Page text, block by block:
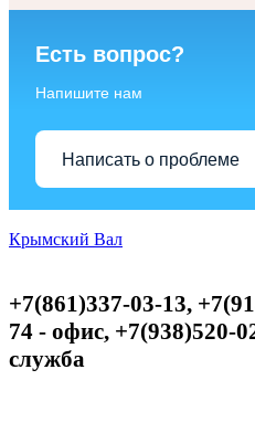
Есть вопрос?
Напишите нам
Написать о проблеме
Крымский Вал
+7(861)337-03-13,
74 - офис, +7(938)520-
служба